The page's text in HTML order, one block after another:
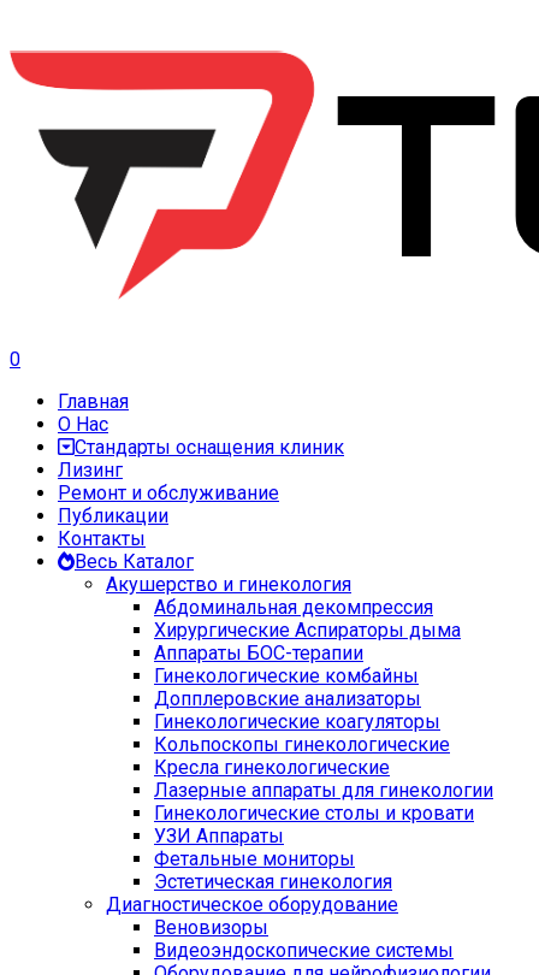
0
Главная
О Нас
Стандарты оснащения клиник
Лизинг
Ремонт и обслуживание
Публикации
Контакты
Весь Каталог
Акушерство и гинекология
Абдоминальная декомпрессия
Хирургические Аспираторы дыма
Аппараты БОС-терапии
Гинекологические комбайны
Допплеровские анализаторы
Гинекологические коагуляторы
Кольпоскопы гинекологические
Кресла гинекологические
Лазерные аппараты для гинекологии
Гинекологические столы и кровати
УЗИ Аппараты
Фетальные мониторы
Эстетическая гинекология
Диагностическое оборудование
Веновизоры
Видеоэндоскопические системы